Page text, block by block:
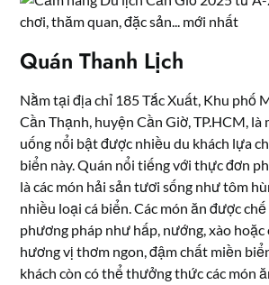
Quán Thanh Lịch
Nằm tại địa chỉ 185 Tắc Xuất, Khu phố
Cần Thạnh, huyện Cần Giờ, TP.HCM, là
uống nổi bật được nhiều du khách lựa
biển này. Quán nổi tiếng với thực đơn
là các món hải sản tươi sống như tôm
nhiều loại cá biển. Các món ăn được
phương pháp như hấp, nướng, xào hoặc
hương vị thơm ngon, đậm chất miền
khách còn có thể thưởng thức các món